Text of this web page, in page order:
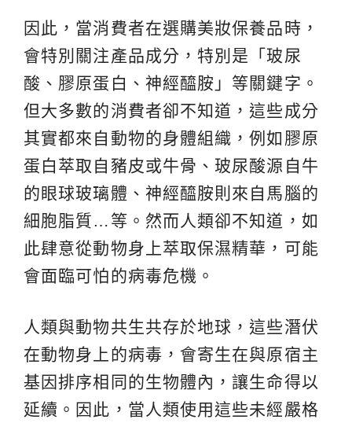
因此，當消費者在選購美妝保養品時，
會特別關注產品成分，特別是「玻尿
酸、膠原蛋白、神經醯胺」等關鍵字。
但大多數的消費者卻不知道，這些成分
其實都來自動物的身體組織，例如膠原
蛋白萃取自豬皮或牛骨、玻尿酸源自牛
的眼球玻璃體、神經醯胺則來自馬腦的
細胞脂質…等。然而人類卻不知道，如
此肆意從動物身上萃取保濕精華，可能
會面臨可怕的病毒危機。
人類與動物共生共存於地球，這些潛伏
在動物身上的病毒，會寄生在與原宿主
基因排序相同的生物體內，讓生命得以
延續。因此，當人類使用這些未經嚴格